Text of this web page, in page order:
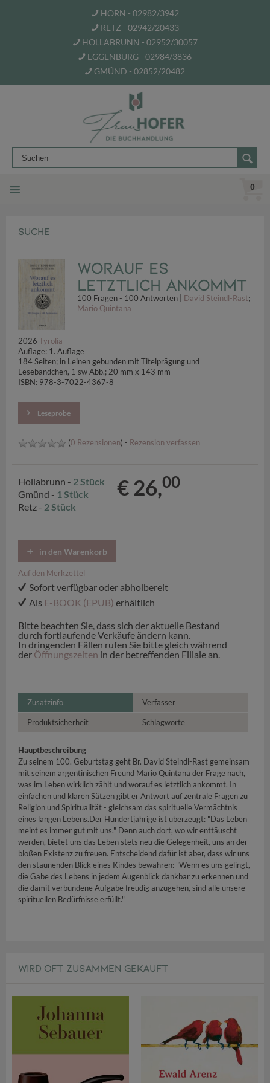
HORN - 02982/3942
RETZ - 02942/20433
HOLLABRUNN - 02952/30057
EGGENBURG - 02984/3836
GMÜND - 02852/20482
0
SUCHE
Worauf es
letztlich ankommt
100 Fragen - 100 Antworten | David Steindl-Rast;
Mario Quintana
2026 Tyrolia
Auflage: 1. Auflage
184 Seiten; in Leinen gebunden mit Titelprägung und
Lesebändchen, 1 sw Abb.; 20 mm x 143 mm
ISBN: 978-3-7022-4367-8
Leseprobe
(0 Rezensionen) - Rezension verfassen
Hollabrunn - 2 Stück
Gmünd - 1 Stück
Retz - 2 Stück
€ 26,00
in den Warenkorb
Auf den Merkzettel
Sofort verfügbar oder abholbereit
Als E-BOOK (EPUB) erhältlich
Bitte beachten Sie, dass sich der aktuelle Bestand
durch fortlaufende Verkäufe ändern kann.
In dringenden Fällen rufen Sie bitte gleich während
der Öffnungszeiten in der betreffenden Filiale an.
Zusatzinfo Verfasser
Produktsicherheit Schlagworte
Hauptbeschreibung
Zu seinem 100. Geburtstag geht Br. David Steindl-Rast gemeinsam
mit seinem argentinischen Freund Mario Quintana der Frage nach,
was im Leben wirklich zählt und worauf es letztlich ankommt. In
einfachen und klaren Sätzen gibt er Antwort auf zentrale Fragen zu
Religion und Spiritualität - gleichsam das spirituelle Vermächtnis
eines langen Lebens.Der Hundertjährige ist überzeugt: "Das Leben
meint es immer gut mit uns." Denn auch dort, wo wir enttäuscht
werden, bietet uns das Leben stets neu die Gelegenheit, uns an der
bloßen Existenz zu freuen. Entscheidend dafür ist aber, dass wir uns
den staunenden Blick eines Kindes bewahren: "Wenn es uns gelingt,
die Gabe des Lebens in jedem Augenblick dankbar zu erkennen und
die damit verbundene Aufgabe freudig anzugehen, sind alle unsere
spirituellen Bedürfnisse erfüllt."
WIRD OFT ZUSAMMEN GEKAUFT